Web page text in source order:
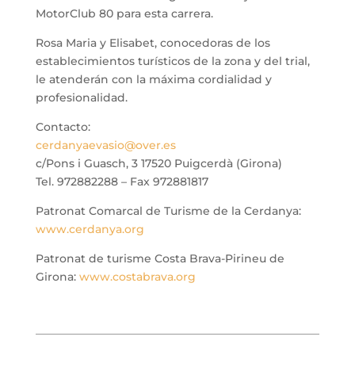
MotorClub 80 para esta carrera.
Rosa Maria y Elisabet, conocedoras de los
establecimientos turísticos de la zona y del trial,
le atenderán con la máxima cordialidad y
profesionalidad.
Contacto:
cerdanyaevasio@over.es
c/Pons i Guasch, 3 17520 Puigcerdà (Girona)
Tel. 972882288 – Fax 972881817
Patronat Comarcal de Turisme de la Cerdanya:
www.cerdanya.org
Patronat de turisme Costa Brava-Pirineu de
Girona: www.costabrava.org